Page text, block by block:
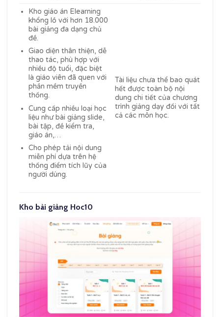
Kho giáo án Elearning
khổng lồ với hơn 18.000
bài giảng đa dạng chủ
đề.
Giao diện thân thiện, dễ
thao tác, phù hợp với
nhiều độ tuổi, đặc biệt
là giáo viên đã quen với
phần mềm truyền
thống.
Cung cấp nhiều loại học
liệu như bài giảng slide,
bài tập, đề kiểm tra,
giáo án,…
Cho phép tải nội dung
miễn phí dựa trên hệ
thống điểm tích lũy của
người dùng.
Tài liệu chưa thể bao quát
hết được toàn bộ nội
dung chi tiết của chương
trình giảng dạy đối với tất
cả các môn học.
Kho bài giảng Hoc10